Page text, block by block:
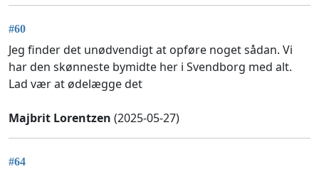
#60
Jeg finder det unødvendigt at opføre noget sådan. Vi
har den skønneste bymidte her i Svendborg med alt.
Lad vær at ødelægge det
Majbrit Lorentzen (2025-05-27)
#64